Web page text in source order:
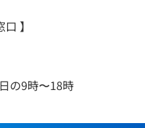
】
の9時〜18時